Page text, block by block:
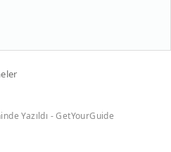
Yazıldı - GetYourGuide